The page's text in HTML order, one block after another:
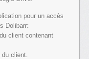
pour un accès
Dolibarr:
client contenant
du client.